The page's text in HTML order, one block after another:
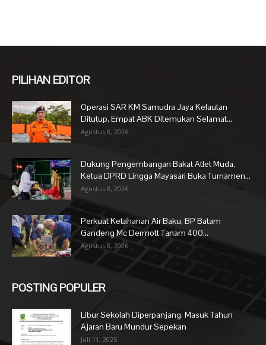
PILIHAN EDITOR
Operasi SAR KM Samudra Jaya Kelautan
Ditutup, Empat ABK Ditemukan Selamat...
Agustus 8, 2026
Dukung Pengembangan Bakat Atlet Muda,
Ketua DPRD Lingga Mayasari Buka Turnamen...
Agustus 8, 2026
Perkuat Ketahanan Air Baku, BP Batam
Gandeng Mc Dermott Tanam 400...
Agustus 8, 2026
POSTING POPULER
Libur Sekolah Diperpanjang, Masuk Tahun
Ajaran Baru Mundur Sepekan
Juli 11, 2025